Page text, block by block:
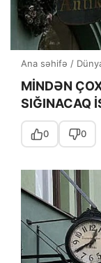
Ana səhifə /
MİNDƏN
SIĞINACAQ
0 0